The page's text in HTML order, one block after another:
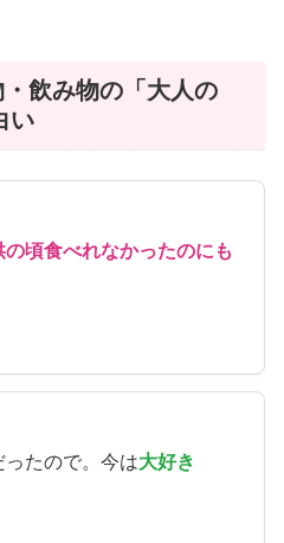
飲み物の「大人の
い
の頃食べれなかったのにも
たので。今は大好き